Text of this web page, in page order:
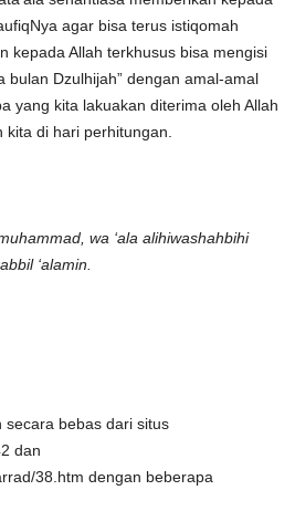
agar bisa terus istiqomah
kepada Allah terkhusus bisa mengisi
bulan Dzulhijah” dengan amal-amal
yang kita lakuakan diterima oleh Allah
di hari perhitungan.
wa ‘ala alihiwashahbihi
‘alamin.
secara bebas dari situs
dan
38.htm dengan beberapa